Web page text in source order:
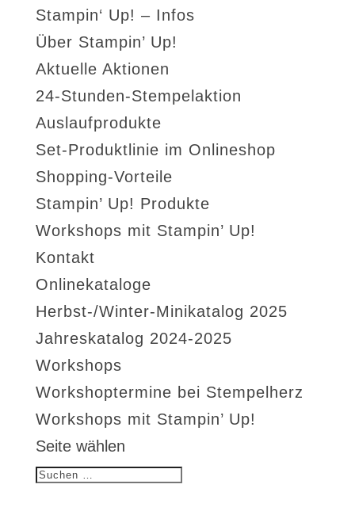
Stampin‘ Up! – Infos
Über Stampin’ Up!
Aktuelle Aktionen
24-Stunden-Stempelaktion
Auslaufprodukte
Set-Produktlinie im Onlineshop
Shopping-Vorteile
Stampin’ Up! Produkte
Workshops mit Stampin’ Up!
Kontakt
Onlinekataloge
Herbst-/Winter-Minikatalog 2025
Jahreskatalog 2024-2025
Workshops
Workshoptermine bei Stempelherz
Workshops mit Stampin’ Up!
Seite wählen